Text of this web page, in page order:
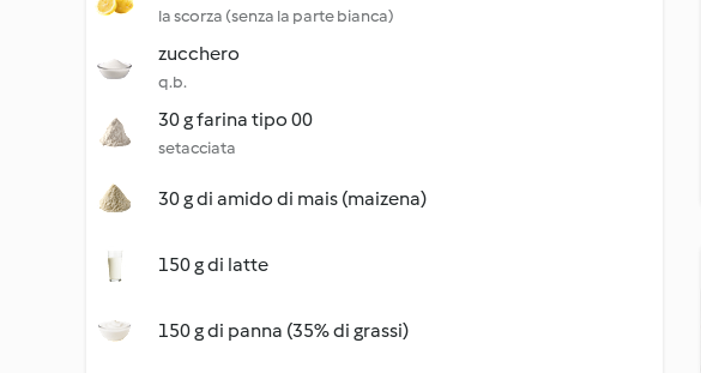
la scorza (senza la parte bianca)
zucchero
q.b.
30 g farina tipo 00
setacciata
30 g di amido di mais (maizena)
150 g di latte
150 g di panna (35% di grassi)